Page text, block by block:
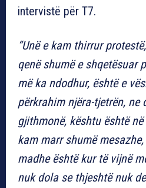
intervistë për T7.
“Unë e kam thirrur
qenë shumë e shqetësuar
më ka ndodhur, është e
përkrahim njëra-tjetrën, ne
gjithmonë, kështu është
kam marr shumë
madhe është kur të vijnë
nuk dola se thjeshtë nuk